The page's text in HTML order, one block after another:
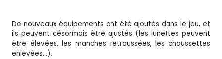
De nouveaux équipements ont été ajoutés dans le jeu, et
ils peuvent désormais être ajustés (les lunettes peuvent
être élevées, les manches retroussées, les chaussettes
enlevées…).